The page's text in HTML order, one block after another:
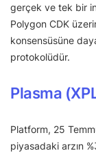
gerçek ve tek bir
Polygon CDK
konsensüsüne
protokolüdür.
Plasma
Platform, 25
piyasadaki arzın